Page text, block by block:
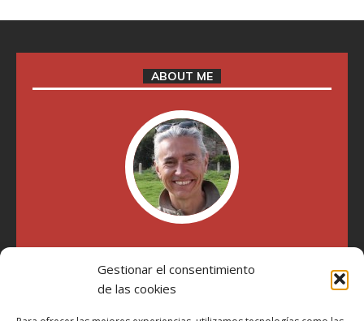
Gestionar el consentimiento
de las cookies
ABOUT ME
"Soy Manel Hospido, nací en Valencia en 1969 y desde el
año 2007 he escrito sobre motos en distintos medios.
Millatrece.com es una apuesta por escribir sobre lo que me
participa"